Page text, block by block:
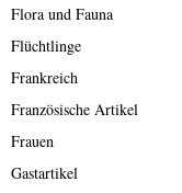
Flora und Fauna
Flüchtlinge
Frankreich
Französische Artikel
Frauen
Gastartikel